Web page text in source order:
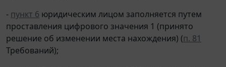
- пункт 6 юридическим лицом заполняется путем
проставления цифрового значения 1 (принято
решение об изменении места нахождения) (п. 81
Требований);